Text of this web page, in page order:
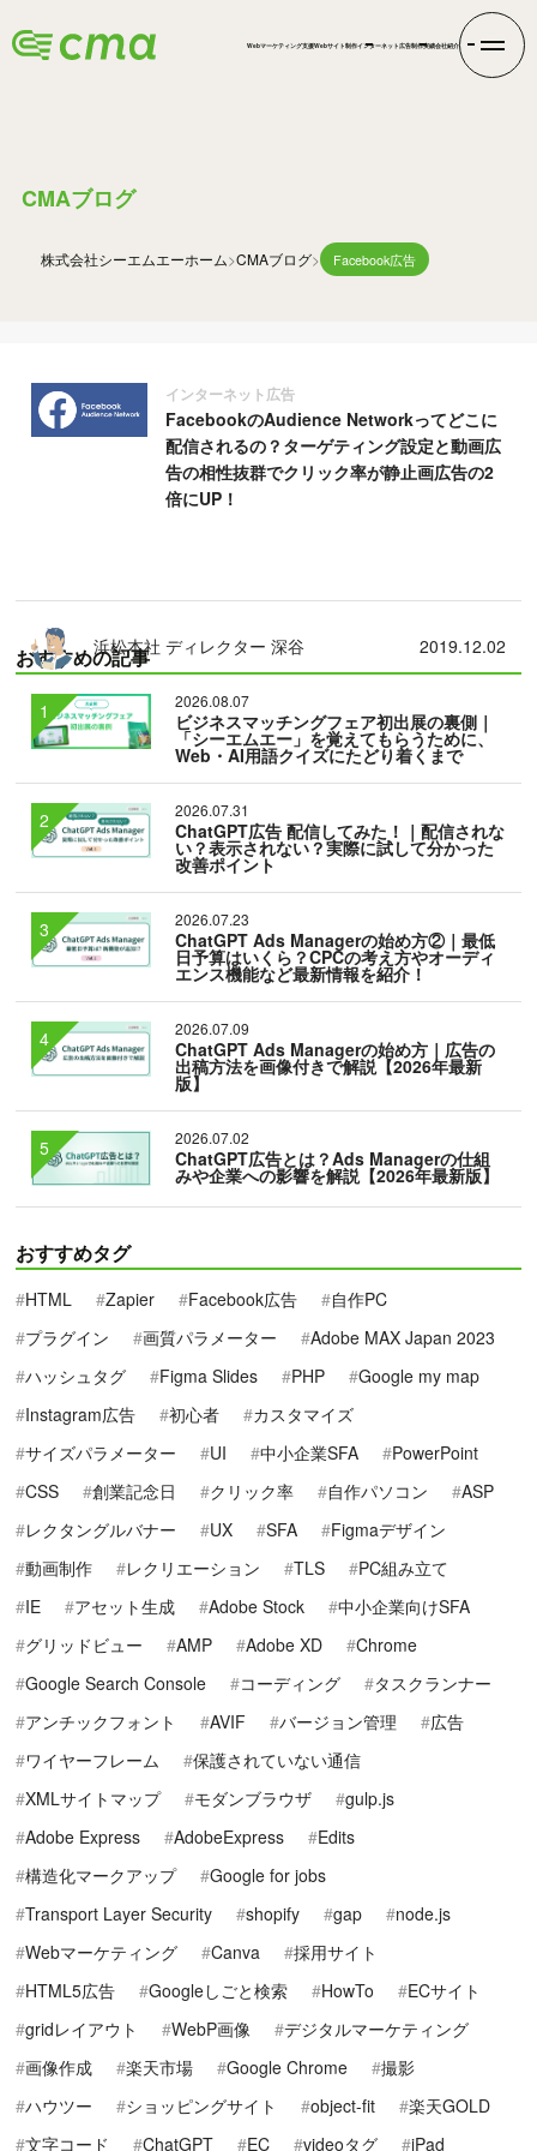
Webマーケティング支援Webサイト制作インターネット広告制作実績会社紹介
CMAブログ
株式会社シーエムエーホーム CMAブログ Facebook広告
インターネット広告
FacebookのAudience Networkってどこに
配信されるの？ターゲティング設定と動画広
告の相性抜群でクリック率が静止画広告の2
倍にUP！
浜松本社 ディレクター 深谷 2019.12.02
おすすめの記事
2026.08.07
ビジネスマッチングフェア初出展の裏側｜
「シーエムエー」を覚えてもらうために、
Web・AI用語クイズにたどり着くまで
2026.07.31
ChatGPT広告 配信してみた！｜配信されな
い？表示されない？実際に試して分かった
改善ポイント
2026.07.23
ChatGPT Ads Managerの始め方②｜最低
日予算はいくら？CPCの考え方やオーディ
エンス機能など最新情報を紹介！
2026.07.09
ChatGPT Ads Managerの始め方｜広告の
出稿方法を画像付きで解説【2026年最新
版】
2026.07.02
ChatGPT広告とは？Ads Managerの仕組
みや企業への影響を解説【2026年最新版】
おすすめタグ
HTML Zapier Facebook広告
自作PC
プラグイン
画質パラメーター
Adobe MAX Japan 2023
ハッシュタグ
Figma Slides PHP
Google my map
Instagram広告
初心者
カスタマイズ
サイズパラメーター
UI 中小企業SFA
PowerPoint
CSS
創業記念日 クリック率 自作パソコン
ASP
レクタングルバナー
UX SFA
Figmaデザイン
動画制作
レクリエーション TLS
PC組み立て
IE
アセット生成 Adobe Stock
中小企業向けSFA
グリッドビュー
AMP Adobe XD
Chrome
Google Search Console
コーディング
タスクランナー
アンチックフォント
AVIF バージョン管理
広告
ワイヤーフレーム
保護されていない通信
XMLサイトマップ
モダンブラウザ
gulp.js
Adobe Express
AdobeExpress
Edits
構造化マークアップ
Google for jobs
Transport Layer Security
shopify gap
node.js
Webマーケティング
Canva
採用サイト
HTML5広告
Googleしごと検索 HowTo
ECサイト
gridレイアウト
WebP画像
デジタルマーケティング
画像作成
楽天市場 Google Chrome
撮影
ハウツー
ショッピングサイト object-fit
楽天GOLD
文字コード
ChatGPT EC videoタグ iPad